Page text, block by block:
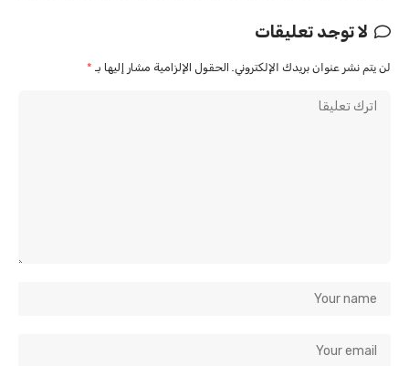
لا توجد تعليقات
لن يتم نشر عنوان بريدك الإلكتروني. الحقول الإلزامية مشار إليها بـ *